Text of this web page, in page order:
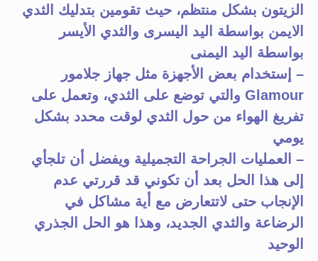
الزيتون بشكل منتظم، حيث تقومين بتدليك الثدي
الايمن بواسطة اليد اليسرى والثدي الأيسر
بواسطة اليد اليمنى
– إستخدام بعض الأجهزة مثل جهاز جلامور
Glamour والتي توضع على الثدي، وتعمل على
تفريغ الهواء من حول الثدي لوقت محدد بشكل
يومي
– العمليات الجراحة التجميلية ويفضل أن تلجأي
إلى هذا الحل بعد أن تكوني قد قررتي عدم
الإنجاب حتى لاتتعارض مع أية مشاكل في
الرضاعة والثدي الجديد، وهذا هو الحل الجذري
الوحيد